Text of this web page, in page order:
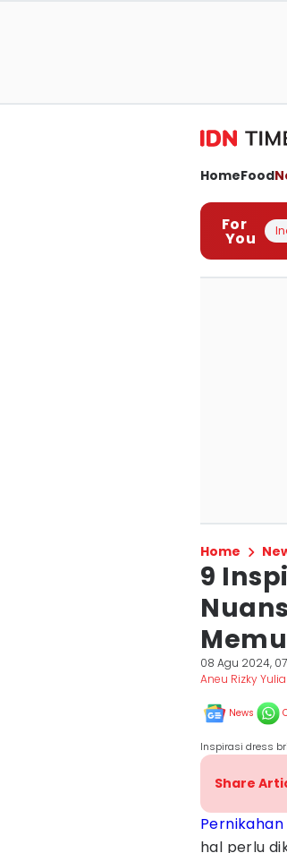
HomeFood
For
You
Home
9
08 Agu 2024,
Aneu Rizky
News
Inspirasi dress
Share
Pernikahan
hal perlu